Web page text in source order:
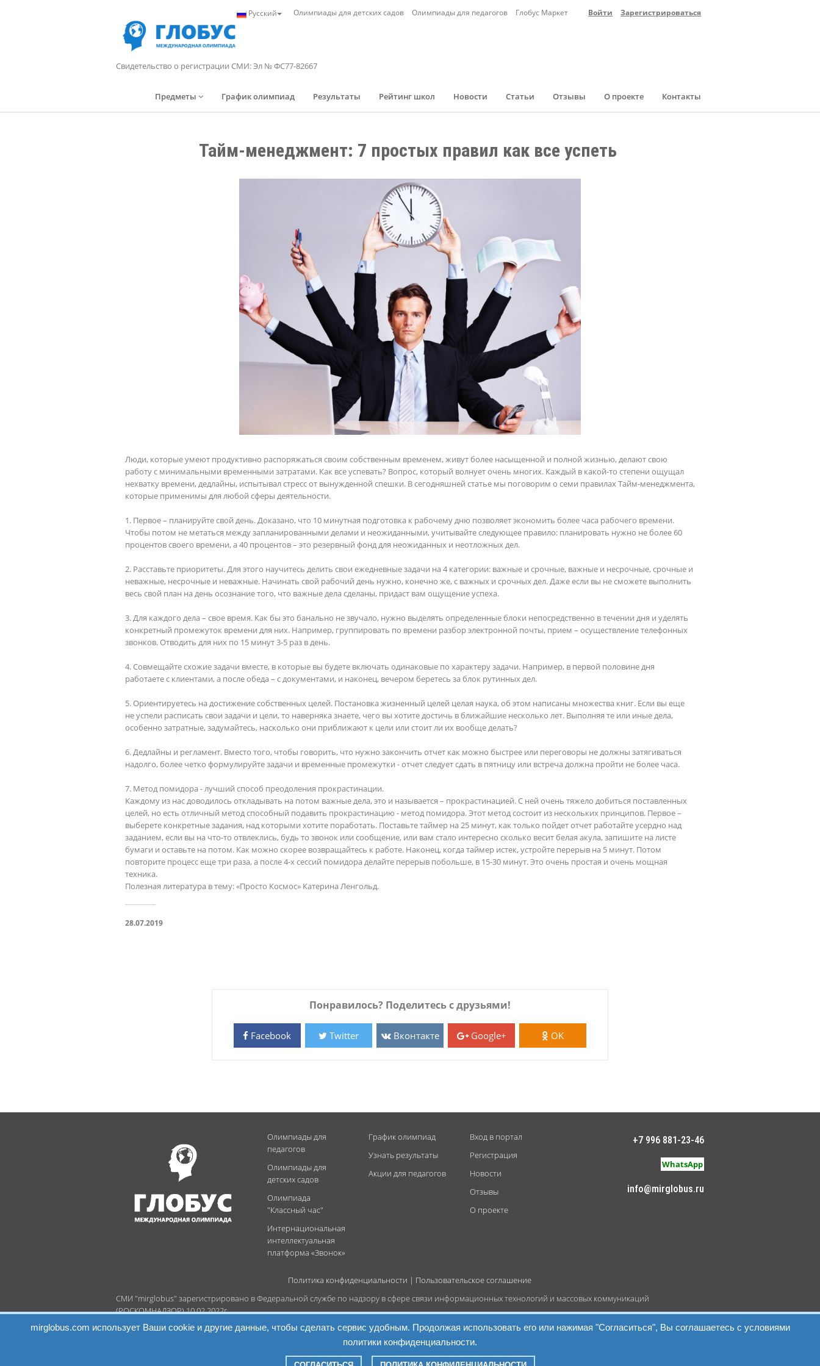
Русский Олимпиады для детских садов Олимпиады для педагогов Глобус Маркет Войти Зарегистрироваться
Свидетельство о регистрации СМИ: Эл № ФС77-82667
Предметы График олимпиад Результаты Рейтинг школ Новости Статьи Отзывы О проекте Контакты
Тайм-менеджмент: 7 простых правил как все успеть
Люди, которые умеют продуктивно распоряжаться своим собственным временем, живут более насыщенной и полной жизнью, делают свою
работу с минимальными временными затратами. Как все успевать? Вопрос, который волнует очень многих. Каждый в какой-то степени ощущал
нехватку времени, дедлайны, испытывал стресс от вынужденной спешки. В сегодняшней статье мы поговорим о семи правилах Тайм-менеджмента,
которые применимы для любой сферы деятельности.
1. Первое – планируйте свой день. Доказано, что 10 минутная подготовка к рабочему дню позволяет экономить более часа рабочего времени.
Чтобы потом не метаться между запланированными делами и неожиданными, учитывайте следующее правило: планировать нужно не более 60
процентов своего времени, а 40 процентов – это резервный фонд для неожиданных и неотложных дел.
2. Расставьте приоритеты. Для этого научитесь делить свои ежедневные задачи на 4 категории: важные и срочные, важные и несрочные, срочные и
неважные, несрочные и неважные. Начинать свой рабочий день нужно, конечно же, с важных и срочных дел. Даже если вы не сможете выполнить
весь свой план на день осознание того, что важные дела сделаны, придаст вам ощущение успеха.
3. Для каждого дела – свое время. Как бы это банально не звучало, нужно выделять определенные блоки непосредственно в течении дня и уделять
конкретный промежуток времени для них. Например, группировать по времени разбор электронной почты, прием – осуществление телефонных
звонков. Отводить для них по 15 минут 3-5 раз в день.
4. Совмещайте схожие задачи вместе, в которые вы будете включать одинаковые по характеру задачи. Например, в первой половине дня
работаете с клиентами, а после обеда – с документами, и наконец, вечером беретесь за блок рутинных дел.
5. Ориентируетесь на достижение собственных целей. Постановка жизненный целей целая наука, об этом написаны множества книг. Если вы еще
не успели расписать свои задачи и цели, то наверняка знаете, чего вы хотите достичь в ближайшие несколько лет. Выполняя те или иные дела,
особенно затратные, задумайтесь, насколько они приближают к цели или стоит ли их вообще делать?
6. Дедлайны и регламент. Вместо того, чтобы говорить, что нужно закончить отчет как можно быстрее или переговоры не должны затягиваться
надолго, более четко формулируйте задачи и временные промежутки - отчет следует сдать в пятницу или встреча должна пройти не более часа.
7. Метод помидора - лучший способ преодоления прокрастинации.
Каждому из нас доводилось откладывать на потом важные дела, это и называется – прокрастинацией. С ней очень тяжело добиться поставленных
целей, но есть отличный метод способный подавить прокрастинацию - метод помидора. Этот метод состоит из нескольких принципов. Первое –
выберете конкретные задания, над которыми хотите поработать. Поставьте таймер на 25 минут, как только пойдет отчет работайте усердно над
заданием, если вы на что-то отвлеклись, будь то звонок или сообщение, или вам стало интересно сколько весит белая акула, запишите на листе
бумаги и оставьте на потом. Как можно скорее возвращайтесь к работе. Наконец, когда таймер истек, устройте перерыв на 5 минут. Потом
повторите процесс еще три раза, а после 4-х сессий помидора делайте перерыв побольше, в 15-30 минут. Это очень простая и очень мощная
техника.
Полезная литература в тему: «Просто Космос» Катерина Ленгольд.
28.07.2019
Понравилось? Поделитесь с друзьями!
Facebook Twitter Вконтакте Google+ OK
Олимпиады для
педагогов
Олимпиады для
детских садов
Олимпиада
"Классный час"
Интернациональная
интеллектуальная
платформа «Звонок»
График олимпиад
Узнать результаты
Акции для педагогов
Вход в портал
Регистрация
Новости
Отзывы
О проекте
+7 996 881-23-46
WhatsApp
info@mirglobus.ru
Политика конфиденциальности | Пользовательское соглашение
СМИ "mirglobus" зарегистрировано в Федеральной службе по надзору в сфере связи информационных технологий и массовых коммуникаций
(РОСКОМНАДЗОР) 10.02.2022г.
Регистрационный номер: Эл № ФС77-82667
Главный редактор - Сафина Юлия Николаевна
mirglobus.com использует Ваши cookie и другие данные, чтобы сделать сервис удобным. Продолжая использовать его или нажимая "Согласиться", Вы соглашаетесь с условиями
политики конфиденциальности.